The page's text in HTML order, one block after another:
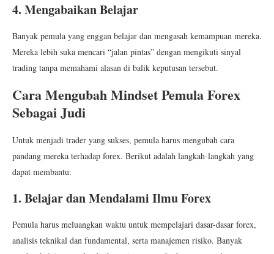
4. Mengabaikan Belajar
Banyak pemula yang enggan belajar dan mengasah kemampuan mereka.
Mereka lebih suka mencari “jalan pintas” dengan mengikuti sinyal
trading tanpa memahami alasan di balik keputusan tersebut.
Cara Mengubah Mindset Pemula Forex
Sebagai Judi
Untuk menjadi trader yang sukses, pemula harus mengubah cara
pandang mereka terhadap forex. Berikut adalah langkah-langkah yang
dapat membantu:
1. Belajar dan Mendalami Ilmu Forex
Pemula harus meluangkan waktu untuk mempelajari dasar-dasar forex,
analisis teknikal dan fundamental, serta manajemen risiko. Banyak